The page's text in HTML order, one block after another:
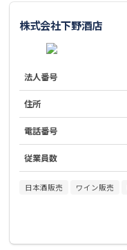
株式会社下野酒店
法人番号
住所
電話番号
従業員数
日本酒販売 ワイン販売